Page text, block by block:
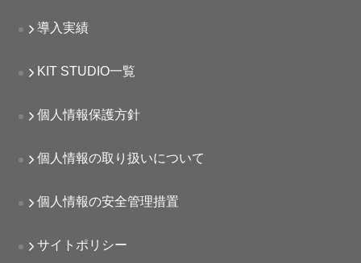
導入実績
KIT STUDIO一覧
個人情報保護方針
個人情報の取り扱いについて
個人情報の安全管理措置
サイトポリシー